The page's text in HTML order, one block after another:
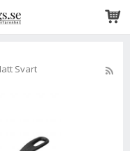
Svart